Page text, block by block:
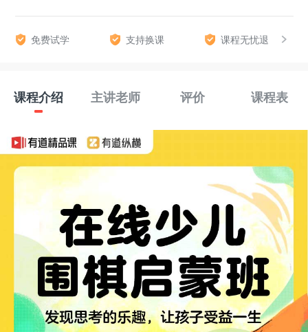
免费试学 支持换课 课程无忧退
课程介绍 主讲老师 评价 课程表